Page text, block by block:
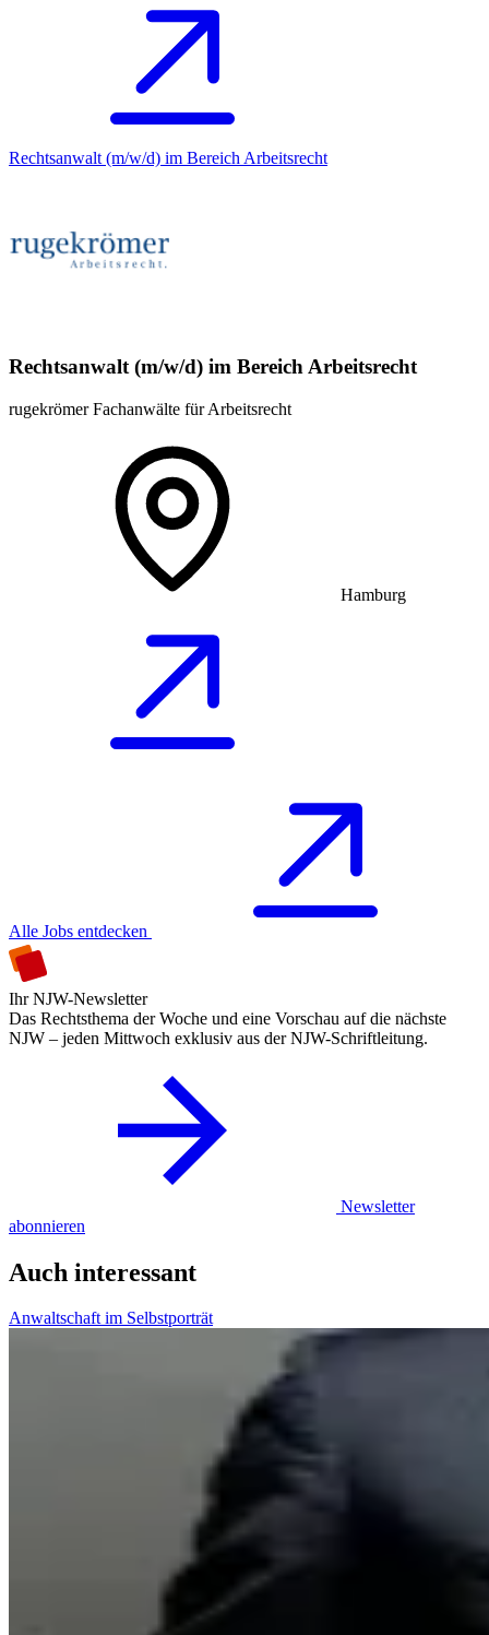
Rechtsanwalt (m/w/d) im Bereich Arbeitsrecht
Rechtsanwalt (m/w/d) im Bereich Arbeitsrecht
rugekrömer Fachanwälte für Arbeitsrecht
Hamburg
Alle Jobs entdecken
Ihr NJW-Newsletter
Das Rechtsthema der Woche und eine Vorschau auf die nächste
NJW – jeden Mittwoch exklusiv aus der NJW-Schriftleitung.
Newsletter
abonnieren
Auch interessant
Anwaltschaft im Selbstporträt